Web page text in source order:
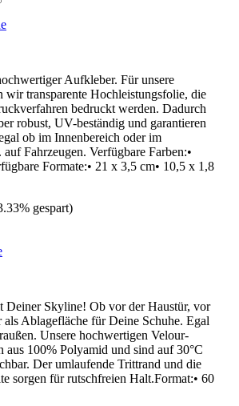
Aufkleber. Für unsere
wir transparente Hochleistungsfolie, die
bedruckt werden. Dadurch
robust, UV-beständig und garantieren
ob im Innenbereich oder im
Fahrzeugen. Verfügbare Farben:•
Formate:• 21 x 3,5 cm• 10,5 x 1,8
gespart)
Deiner Skyline! Ob vor der Haustür, vor
Ablagefläche für Deine Schuhe. Egal
Unsere hochwertigen Velour-
aus 100% Polyamid und sind auf 30°C
Der umlaufende Trittrand und die
sorgen für rutschfreien Halt.Format:• 60